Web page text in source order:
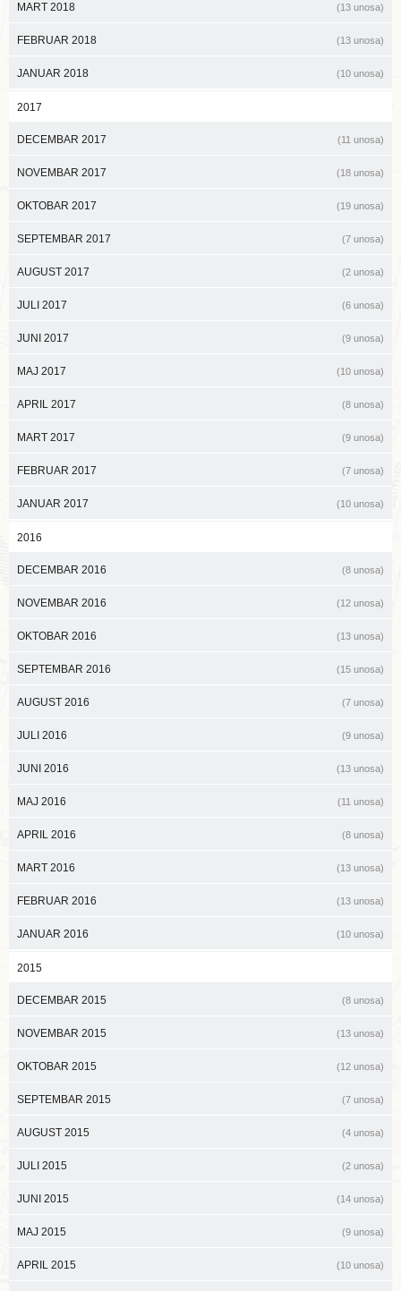
MART 2018 (13 unosa)
FEBRUAR 2018 (13 unosa)
JANUAR 2018 (10 unosa)
2017
DECEMBAR 2017 (11 unosa)
NOVEMBAR 2017 (18 unosa)
OKTOBAR 2017 (19 unosa)
SEPTEMBAR 2017 (7 unosa)
AUGUST 2017 (2 unosa)
JULI 2017 (6 unosa)
JUNI 2017 (9 unosa)
MAJ 2017 (10 unosa)
APRIL 2017 (8 unosa)
MART 2017 (9 unosa)
FEBRUAR 2017 (7 unosa)
JANUAR 2017 (10 unosa)
2016
DECEMBAR 2016 (8 unosa)
NOVEMBAR 2016 (12 unosa)
OKTOBAR 2016 (13 unosa)
SEPTEMBAR 2016 (15 unosa)
AUGUST 2016 (7 unosa)
JULI 2016 (9 unosa)
JUNI 2016 (13 unosa)
MAJ 2016 (11 unosa)
APRIL 2016 (8 unosa)
MART 2016 (13 unosa)
FEBRUAR 2016 (13 unosa)
JANUAR 2016 (10 unosa)
2015
DECEMBAR 2015 (8 unosa)
NOVEMBAR 2015 (13 unosa)
OKTOBAR 2015 (12 unosa)
SEPTEMBAR 2015 (7 unosa)
AUGUST 2015 (4 unosa)
JULI 2015 (2 unosa)
JUNI 2015 (14 unosa)
MAJ 2015 (9 unosa)
APRIL 2015 (10 unosa)